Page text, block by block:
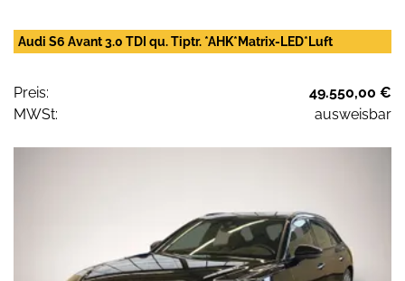
Audi S6 Avant 3.0 TDI qu. Tiptr. *AHK*Matrix-LED*Luft
Preis:
49.550,00 €
MWSt:
ausweisbar